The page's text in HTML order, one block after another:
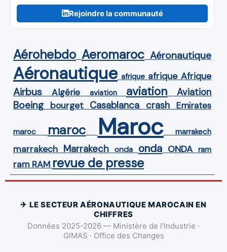
Rejoindre la communauté
Aérohebdo Aeromaroc Aéronautique
Aéronautique afrique afrique Afrique
Airbus Algérie aviation aviation Aviation
Boeing bourget Casablanca crash Emirates
maroc maroc Maroc marrakech
marrakech Marrakech onda onda ONDA ram
ram RAM revue de presse
✈ LE SECTEUR AÉRONAUTIQUE MAROCAIN EN
CHIFFRES
Données 2025-2026 — Ministère de l'Industrie ·
GIMAS · Office des Changes